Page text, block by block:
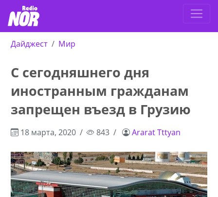
Дайджест Мир
С сегодняшнего дня
иностранным гражданам
запрещен въезд в Грузию
18 марта, 2020 843 Ararat Tttyan